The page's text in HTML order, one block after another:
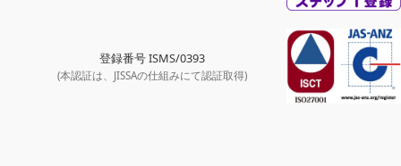
登録番号 ISMS/0393
(本認証は、JISSAの仕組みにて認証取得)